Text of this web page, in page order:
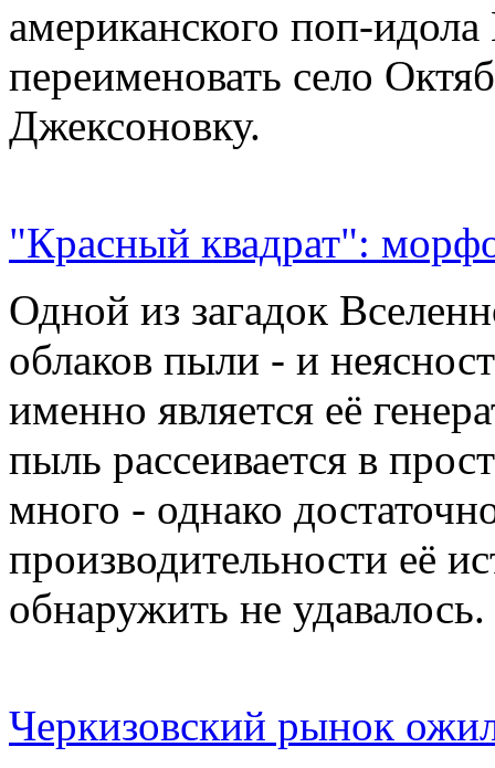
американского поп-
переименовать село
Джексоновку.
"Красный квадрат":
Одной из загадок
облаков пыли - и
именно является её
пыль рассеивается в
много - однако
производительности её
обнаружить не удавалось.
Черкизовский рынок